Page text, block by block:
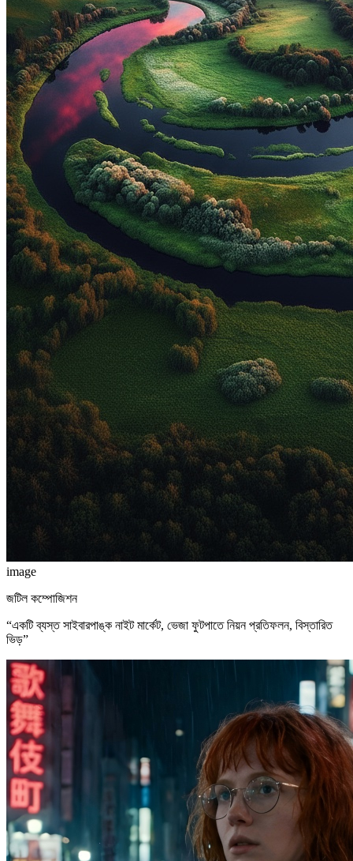
image
জটিল কম্পোজিশন
“একটি ব্যস্ত সাইবারপাঙ্ক নাইট মার্কেট, ভেজা ফুটপাতে নিয়ন প্রতিফলন, বিস্তারিত
ভিড়”